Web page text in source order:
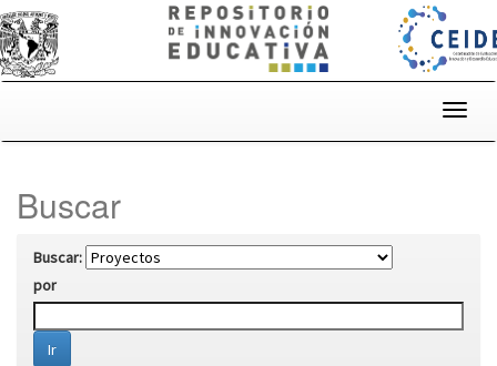
Buscar
Buscar:
por